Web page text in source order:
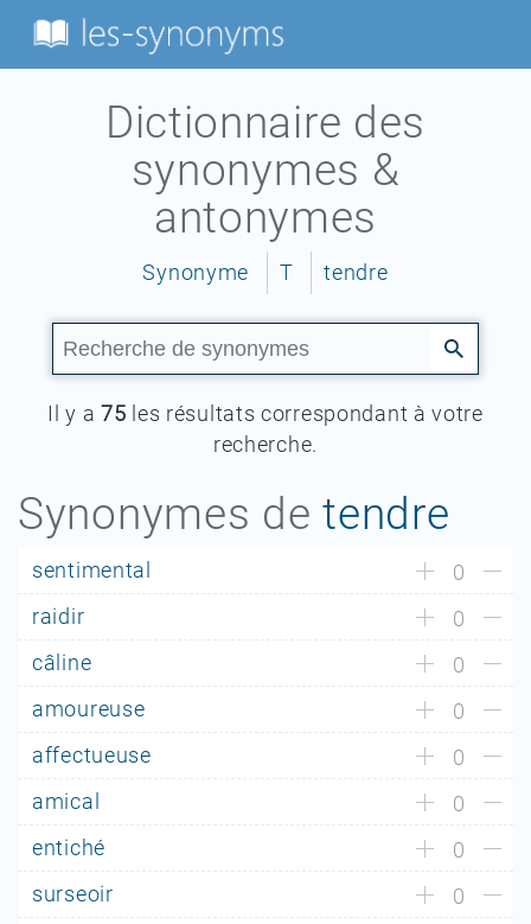
Dictionnaire des
synonymes &
antonymes
Synonyme T tendre
Il y a75 les résultats correspondant à votre
recherche.
Synonymes detendre
sentimental
0
raidir
0
câline
0
amoureuse
0
affectueuse
0
amical
0
entiché
0
surseoir
0